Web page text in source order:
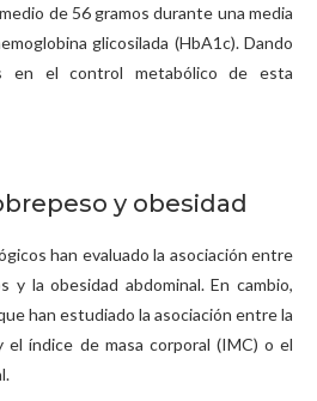
de 56 gramos durante una media
glicosilada (HbA1c). Dando
en el control metabólico de esta
y obesidad
han evaluado la asociación entre
la obesidad abdominal. En cambio,
han estudiado la asociación entre la
índice de masa corporal (IMC) o el